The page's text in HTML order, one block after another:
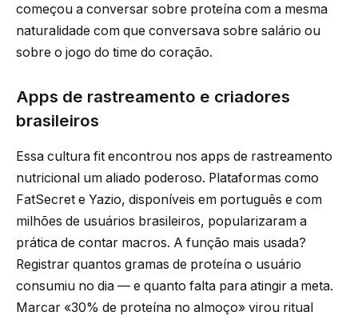
começou a conversar sobre proteína com a mesma
naturalidade com que conversava sobre salário ou
sobre o jogo do time do coração.
Apps de rastreamento e criadores
brasileiros
Essa cultura fit encontrou nos apps de rastreamento
nutricional um aliado poderoso. Plataformas como
FatSecret e Yazio, disponíveis em português e com
milhões de usuários brasileiros, popularizaram a
prática de contar macros. A função mais usada?
Registrar quantos gramas de proteína o usuário
consumiu no dia — e quanto falta para atingir a meta.
Marcar «30% de proteína no almoço» virou ritual